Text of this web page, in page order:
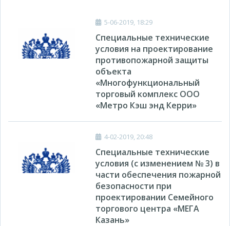
5-06-2019, 18:29
Специальные технические
условия на проектирование
противопожарной защиты
объекта
«Многофункциональный
торговый комплекс ООО
«Метро Кэш энд Керри»
4-02-2019, 20:48
Специальные технические
условия (с изменением № 3) в
части обеспечения пожарной
безопасности при
проектировании Семейного
торгового центра «МЕГА
Казань»